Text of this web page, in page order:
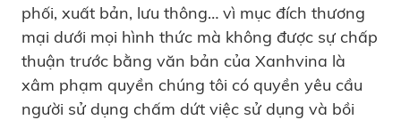
phối, xuất bản, lưu thông… vì mục đích thương
mại dưới mọi hình thức mà không được sự chấp
thuận trước bằng văn bản của Xanhvina là
xâm phạm quyền chúng tôi có quyền yêu cầu
người sử dụng chấm dứt việc sử dụng và bồi